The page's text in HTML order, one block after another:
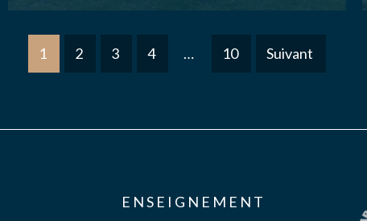
1 2 3 4 … 10 Suivant
ENSEIGNEMENT